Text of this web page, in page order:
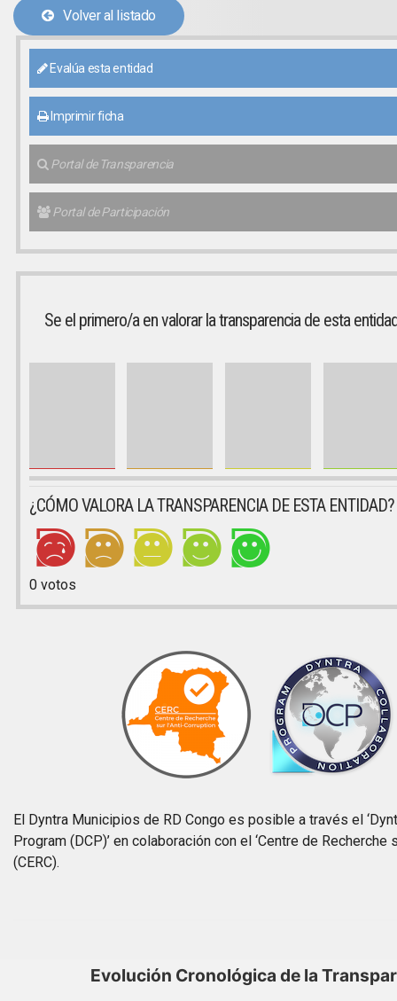
Volver al listado
Evalúa esta entidad
Imprimir ficha
Portal de Transparencia
Portal de Participación
Se el primero/a en valorar la transparencia de esta
¿CÓMO VALORA LA TRANSPARENCIA DE ESTA ENTIDAD?
0votos
El Dyntra Municipios de RD Congo es posible a través el
Program (DCP)’ en colaboración con el ‘Centre de Recherche
(CERC).
Evolución Cronológica de la